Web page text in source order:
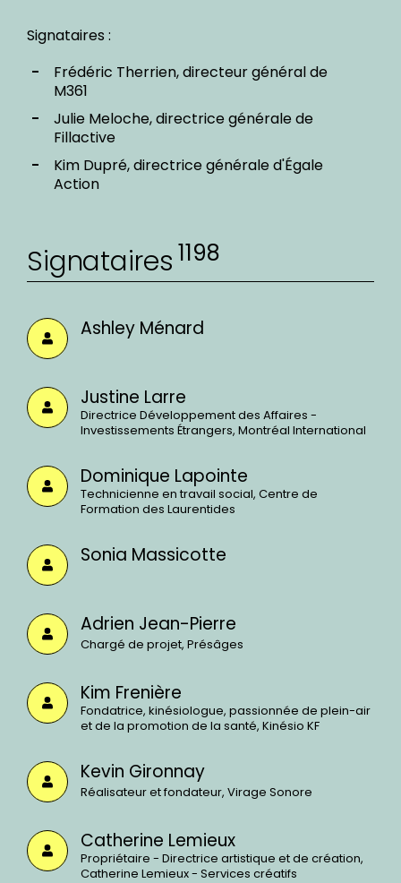
Signataires :
Frédéric Therrien, directeur général de
M361
Julie Meloche, directrice générale de
Fillactive
Kim Dupré, directrice générale d'Égale
Action
Signataires 1198
Ashley Ménard
Justine Larre
Directrice Développement des Affaires -
Investissements Étrangers, Montréal International
Dominique Lapointe
Technicienne en travail social, Centre de
Formation des Laurentides
Sonia Massicotte
Adrien Jean-Pierre
Chargé de projet, Présâges
Kim Frenière
Fondatrice, kinésiologue, passionnée de plein-air
et de la promotion de la santé, Kinésio KF
Kevin Gironnay
Réalisateur et fondateur, Virage Sonore
Catherine Lemieux
Propriétaire - Directrice artistique et de création,
Catherine Lemieux - Services créatifs